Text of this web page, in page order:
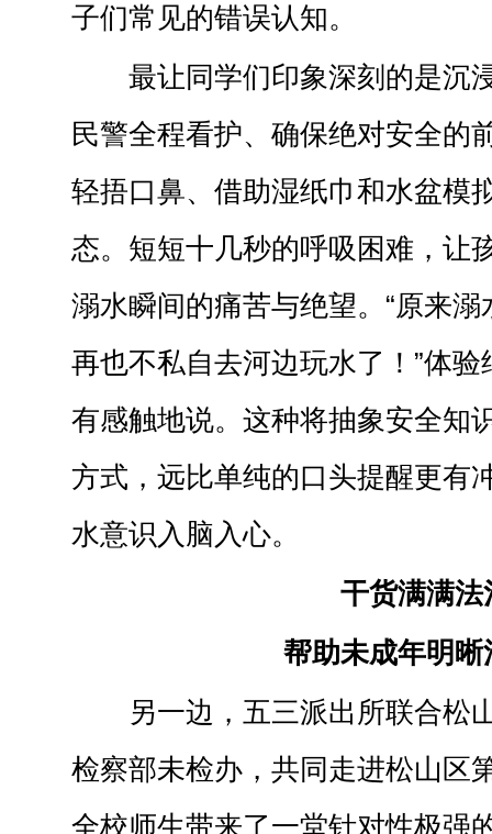
子们常见的错误认知。
最让同学们印象深刻的是沉
民警全程看护、确保绝对安全的
轻捂口鼻、借助湿纸巾和水盆模
态。短短十几秒的呼吸困难，让
溺水瞬间的痛苦与绝望。“原来
再也不私自去河边玩水了！”体
有感触地说。这种将抽象安全知
方式，远比单纯的口头提醒更有
水意识入脑入心。
干货满满法
帮助未成年明晰
另一边，五三派出所联合松
检察部未检办，共同走进松山区
全校师生带来了一堂针对性极强